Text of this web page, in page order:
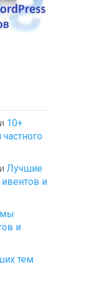
10+
Лучшие
и
и
тем